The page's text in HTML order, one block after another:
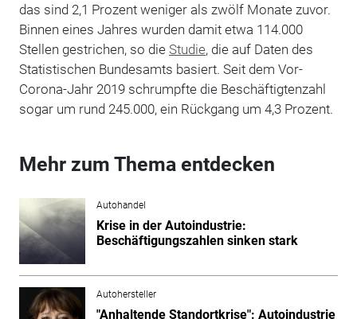
das sind 2,1 Prozent weniger als zwölf Monate zuvor.
Binnen eines Jahres wurden damit etwa 114.000
Stellen gestrichen, so die Studie, die auf Daten des
Statistischen Bundesamts basiert. Seit dem Vor-
Corona-Jahr 2019 schrumpfte die Beschäftigtenzahl
sogar um rund 245.000, ein Rückgang um 4,3 Prozent.
Mehr zum Thema entdecken
Autohandel
Krise in der Autoindustrie:
Beschäftigungszahlen sinken stark
Autohersteller
"Anhaltende Standortkrise": Autoindustrie